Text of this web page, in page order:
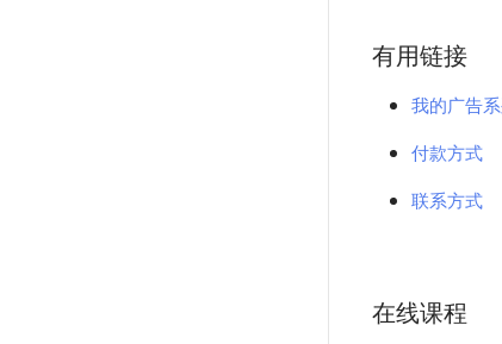
有用链接
我的广告
付款方式
联系方式
在线课程